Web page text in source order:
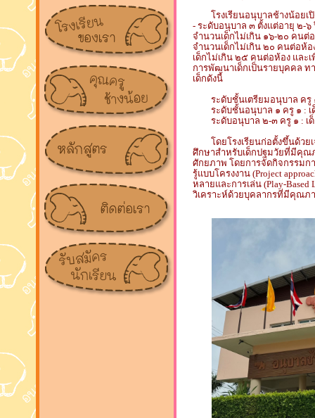
โรงเรียนอนุบาลช้างน้อยเปิ
- ระดับอนุบาล ๓ ตั้งแต่อายุ ๒-
จำนวนเด็กไม่เกิน ๑๖-๒๐ คนต่
จำนวนเด็กไม่เกิน ๒๐ คนต่อห้
เด็กไม่เกิน ๒๕ คนต่อห้อง และ
การพัฒนาเด็กเป็นรายบุคคล ท
เด็กดังนี้
ระดับชั้นเตรียมอนุบาล ครู
ระดับชั้นอนุบาล ๑ ครู ๑ : เ
ระดับอนุบาล ๒-๓ ครู ๑ : เ
โดยโรงเรียนก่อตั้งขึ้นด้วย
ศึกษาสำหรับเด็กปฐมวัยที่มีคุณ
ศักยภาพ โดยการจัดกิจกรรมก
รู้แบบโครงงาน (Project
หลายและการเล่น (Play-
วิเคราะห์ด้วยบุคลากรที่มีคุณภ